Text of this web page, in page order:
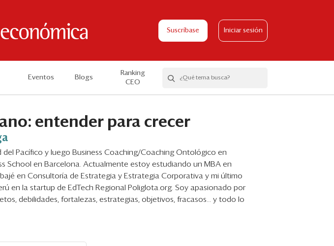
Suscríbase Iniciar sesión
Eventos Blogs
Ranking
CEO
entender para crecer
del Pacífico y luego Business Coaching/Coaching Ontológico en
School en Barcelona. Actualmente estoy estudiando un MBA en
en Consultoría de Estrategia y Estrategia Corporativa y mi último
en la startup de EdTech Regional Poliglota.org. Soy apasionado por
debilidades, fortalezas, estrategias, objetivos, fracasos... y todo lo